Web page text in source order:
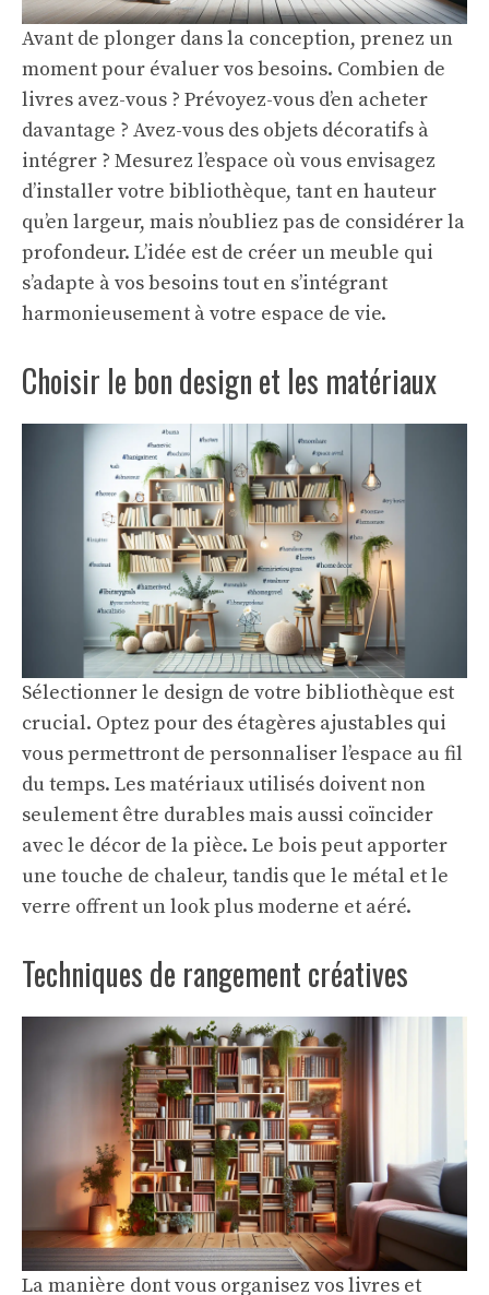
Avant de plonger dans la conception, prenez un
moment pour évaluer vos besoins. Combien de
livres avez-vous ? Prévoyez-vous d’en acheter
davantage ? Avez-vous des objets décoratifs à
intégrer ? Mesurez l’espace où vous envisagez
d’installer votre bibliothèque, tant en hauteur
qu’en largeur, mais n’oubliez pas de considérer la
profondeur. L’idée est de créer un meuble qui
s’adapte à vos besoins tout en s’intégrant
harmonieusement à votre espace de vie.
Choisir le bon design et les matériaux
Sélectionner le design de votre bibliothèque est
crucial. Optez pour des étagères ajustables qui
vous permettront de personnaliser l’espace au fil
du temps. Les matériaux utilisés doivent non
seulement être durables mais aussi coïncider
avec le décor de la pièce. Le bois peut apporter
une touche de chaleur, tandis que le métal et le
verre offrent un look plus moderne et aéré.
Techniques de rangement créatives
La manière dont vous organisez vos livres et